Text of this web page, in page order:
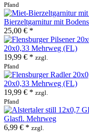
Pfand
Bierzeltgarnitur mit
25,00 € *
20x0,33 Mehrweg (FL)
19,99 € * zzgl.
Pfand
20x0,33 Mehrweg (FL)
19,99 € * zzgl.
Pfand
Glasfl. Mehrweg
6,99 € * zzgl.